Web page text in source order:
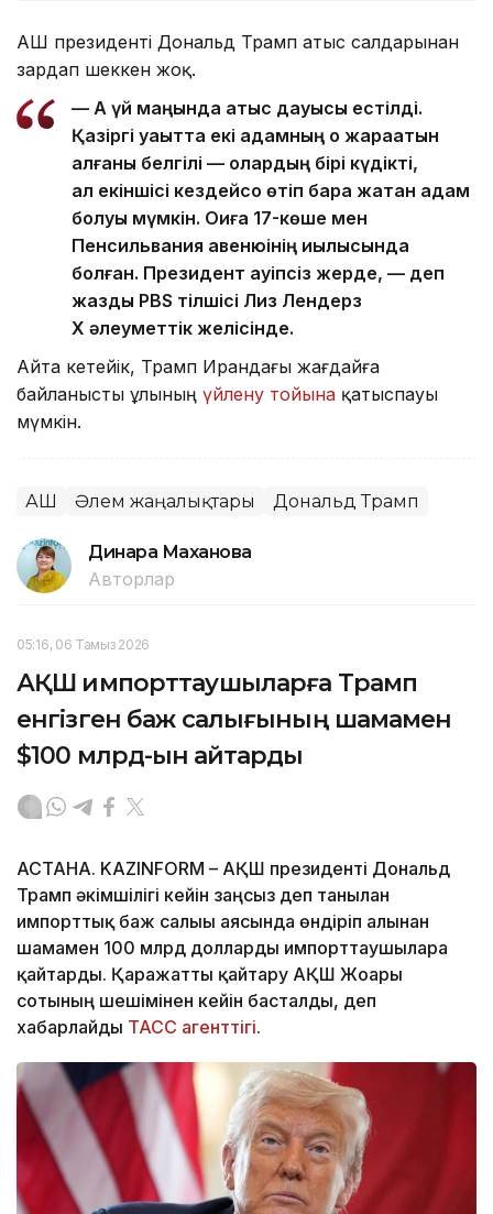
АҚШ президенті Дональд Трамп атыс салдарынан
зардап шеккен жоқ.
— Ақ үй маңында атыс дауысы естілді.
Қазіргі уақытта екі адамның оқ жарақатын
алғаны белгілі — олардың бірі күдікті,
ал екіншісі кездейсоқ өтіп бара жатқан адам
болуы мүмкін. Оқиға 17-көше мен
Пенсильвания авенюінің қиылысында
болған. Президент қауіпсіз жерде, — деп
жазды PBS тілшісі Лиз Лендерз
X әлеуметтік желісінде.
Айта кетейік, Трамп Ирандағы жағдайға
байланысты ұлының үйлену тойына қатыспауы
мүмкін.
АҚШ Әлем жаңалықтары Дональд Трамп
Динара Маханова
Авторлар
05:16, 06 Тамыз 2026
АҚШ импорттаушыларға Трамп
енгізген баж салығының шамамен
$100 млрд-ын қайтарды
АСТАНА. KAZINFORM – АҚШ президенті Дональд
Трамп әкімшілігі кейін заңсыз деп танылған
импорттық баж салығы аясында өндіріп алынған
шамамен 100 млрд долларды импорттаушыларға
қайтарды. Қаражатты қайтару АҚШ Жоғарғы
сотының шешімінен кейін басталды, деп
хабарлайды ТАСС агенттігі.